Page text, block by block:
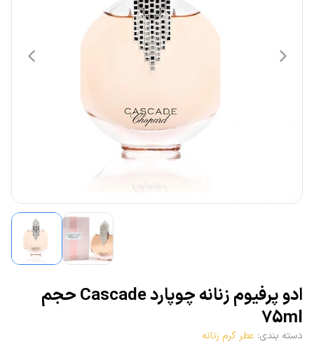
ادو پرفیوم زنانه چوپارد Cascade حجم
75ml
دسته بندی: عطر گرم زنانه